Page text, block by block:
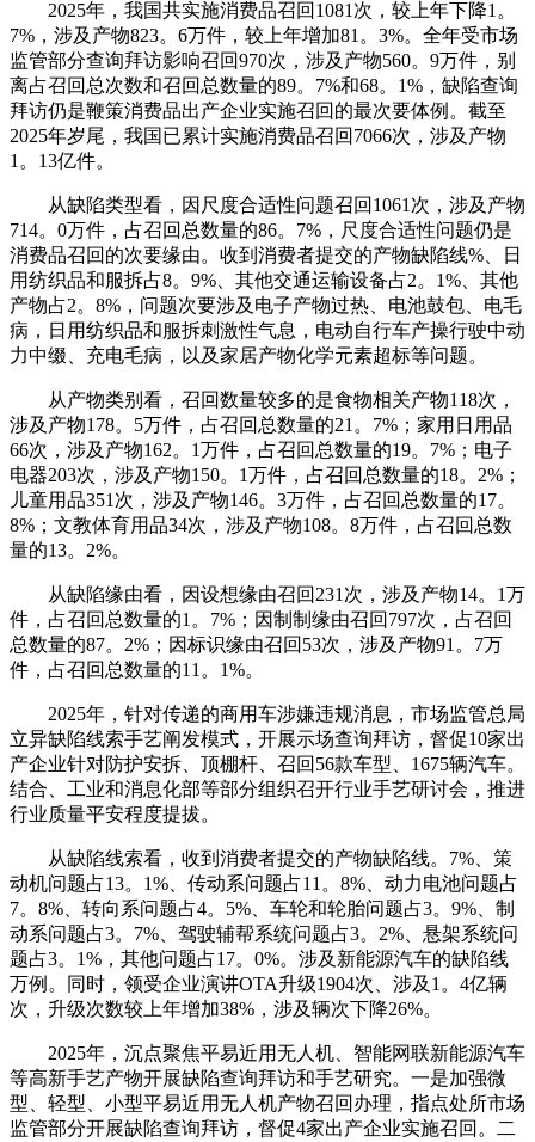
2025年，我国共实施消费品召回1081次，较上年下降1。
7%，涉及产物823。6万件，较上年增加81。3%。全年受市场
监管部分查询拜访影响召回970次，涉及产物560。9万件，别
离占召回总次数和召回总数量的89。7%和68。1%，缺陷查询
拜访仍是鞭策消费品出产企业实施召回的最次要体例。截至
2025年岁尾，我国已累计实施消费品召回7066次，涉及产物
1。13亿件。
从缺陷类型看，因尺度合适性问题召回1061次，涉及产物
714。0万件，占召回总数量的86。7%，尺度合适性问题仍是
消费品召回的次要缘由。收到消费者提交的产物缺陷线%、日
用纺织品和服拆占8。9%、其他交通运输设备占2。1%、其他
产物占2。8%，问题次要涉及电子产物过热、电池鼓包、电毛
病，日用纺织品和服拆刺激性气息，电动自行车产操行驶中动
力中缀、充电毛病，以及家居产物化学元素超标等问题。
从产物类别看，召回数量较多的是食物相关产物118次，
涉及产物178。5万件，占召回总数量的21。7%；家用日用品
66次，涉及产物162。1万件，占召回总数量的19。7%；电子
电器203次，涉及产物150。1万件，占召回总数量的18。2%；
儿童用品351次，涉及产物146。3万件，占召回总数量的17。
8%；文教体育用品34次，涉及产物108。8万件，占召回总数
量的13。2%。
从缺陷缘由看，因设想缘由召回231次，涉及产物14。1万
件，占召回总数量的1。7%；因制制缘由召回797次，占召回
总数量的87。2%；因标识缘由召回53次，涉及产物91。7万
件，占召回总数量的11。1%。
2025年，针对传递的商用车涉嫌违规消息，市场监管总局
立异缺陷线索手艺阐发模式，开展示场查询拜访，督促10家出
产企业针对防护安拆、顶棚杆、召回56款车型、1675辆汽车。
结合、工业和消息化部等部分组织召开行业手艺研讨会，推进
行业质量平安程度提拔。
从缺陷线索看，收到消费者提交的产物缺陷线。7%、策
动机问题占13。1%、传动系问题占11。8%、动力电池问题占
7。8%、转向系问题占4。5%、车轮和轮胎问题占3。9%、制
动系问题占3。7%、驾驶辅帮系统问题占3。2%、悬架系统问
题占3。1%，其他问题占17。0%。涉及新能源汽车的缺陷线
万例。同时，领受企业演讲OTA升级1904次、涉及1。4亿辆
次，升级次数较上年增加38%，涉及辆次下降26%。
2025年，沉点聚焦平易近用无人机、智能网联新能源汽车
等高新手艺产物开展缺陷查询拜访和手艺研究。一是加强微
型、轻型、小型平易近用无人机产物召回办理，指点处所市场
监管部分开展缺陷查询拜访，督促4家出产企业实施召回。二